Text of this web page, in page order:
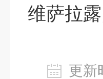
维萨拉
更